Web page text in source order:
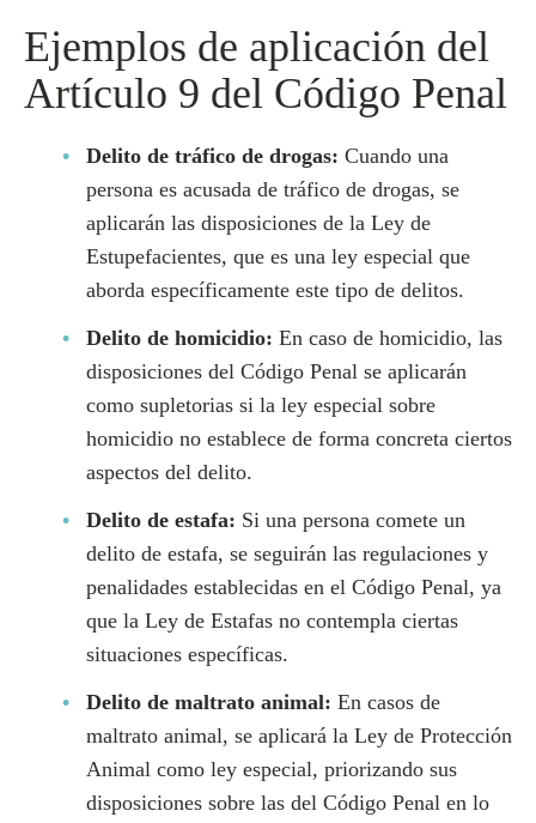
Ejemplos de aplicación del
Artículo 9 del Código Penal
Delito de tráfico de drogas: Cuando una
persona es acusada de tráfico de drogas, se
aplicarán las disposiciones de la Ley de
Estupefacientes, que es una ley especial que
aborda específicamente este tipo de delitos.
Delito de homicidio: En caso de homicidio, las
disposiciones del Código Penal se aplicarán
como supletorias si la ley especial sobre
homicidio no establece de forma concreta ciertos
aspectos del delito.
Delito de estafa: Si una persona comete un
delito de estafa, se seguirán las regulaciones y
penalidades establecidas en el Código Penal, ya
que la Ley de Estafas no contempla ciertas
situaciones específicas.
Delito de maltrato animal: En casos de
maltrato animal, se aplicará la Ley de Protección
Animal como ley especial, priorizando sus
disposiciones sobre las del Código Penal en lo